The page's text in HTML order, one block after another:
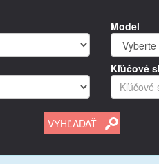
Model
Kľúčové